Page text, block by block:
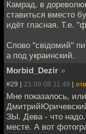
Камрад, в
ставиться вместо
идёт гласная. Т.е.
Слово "свiдомий"
а под украинский.
Morbid_Dezir »
#29 | 21.09.08 11:49 |
Мне показалось,
ЗЫ. Дева - что
месте. А вот